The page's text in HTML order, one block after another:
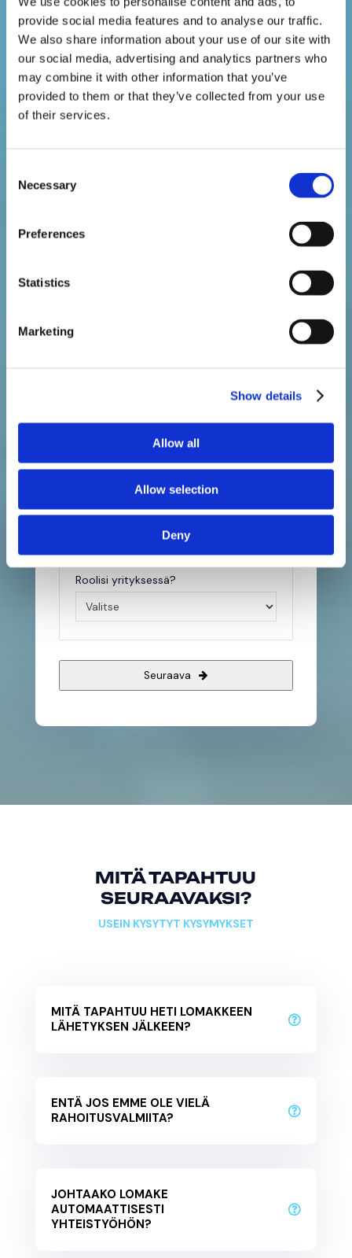
provide social media features and to analyse our traffic.
We also share information about your use of our site with
our social media, advertising and analytics partners who
may combine it with other information that you’ve
provided to them or that they’ve collected from your use
of their services.
Selection
Necessary
Preferences
Statistics
Marketing
Show details
Allow all
Allow selection
Deny
Etunimi
Sukunimi
Perustajien nimet
Sähköposti *
Roolisi yrityksessä?
Seuraava
MITÄ TAPAHTUU
SEURAAVAKSI?
USEIN KYSYTYT KYSYMYKSET
MITÄ TAPAHTUU HETI LOMAKKEEN
LÄHETYKSEN JÄLKEEN?
ENTÄ JOS EMME OLE VIELÄ
RAHOITUSVALMIITA?
JOHTAAKO LOMAKE
AUTOMAATTISESTI
YHTEISTYÖHÖN?